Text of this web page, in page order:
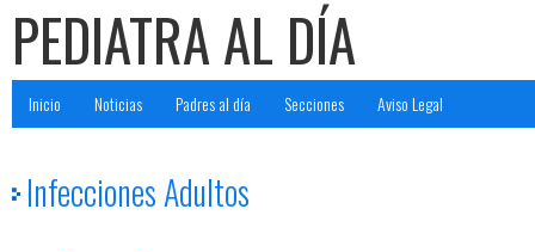
PEDIATRA AL DÍA
Inicio Noticias Padres al día Secciones Aviso Legal
Infecciones Adultos